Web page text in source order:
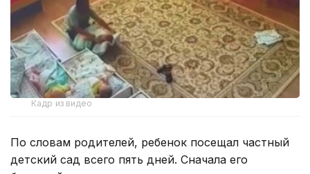
Кадр из видео
По словам родителей, ребенок посещал частный
детский сад всего пять дней. Сначала его